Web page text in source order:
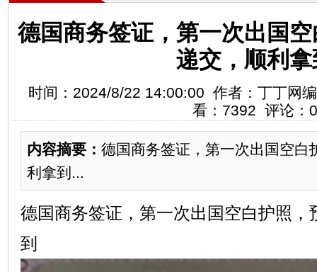
德国商务签证，第一次出国
递交，顺利拿
时间：2024/8/22 14:00:00 作者：丁丁网
看：7392 评论：0
内容摘要： 德国商务签证，第一次出国空白
利拿到...
德国商务签证，第一次出国空白护照，
到